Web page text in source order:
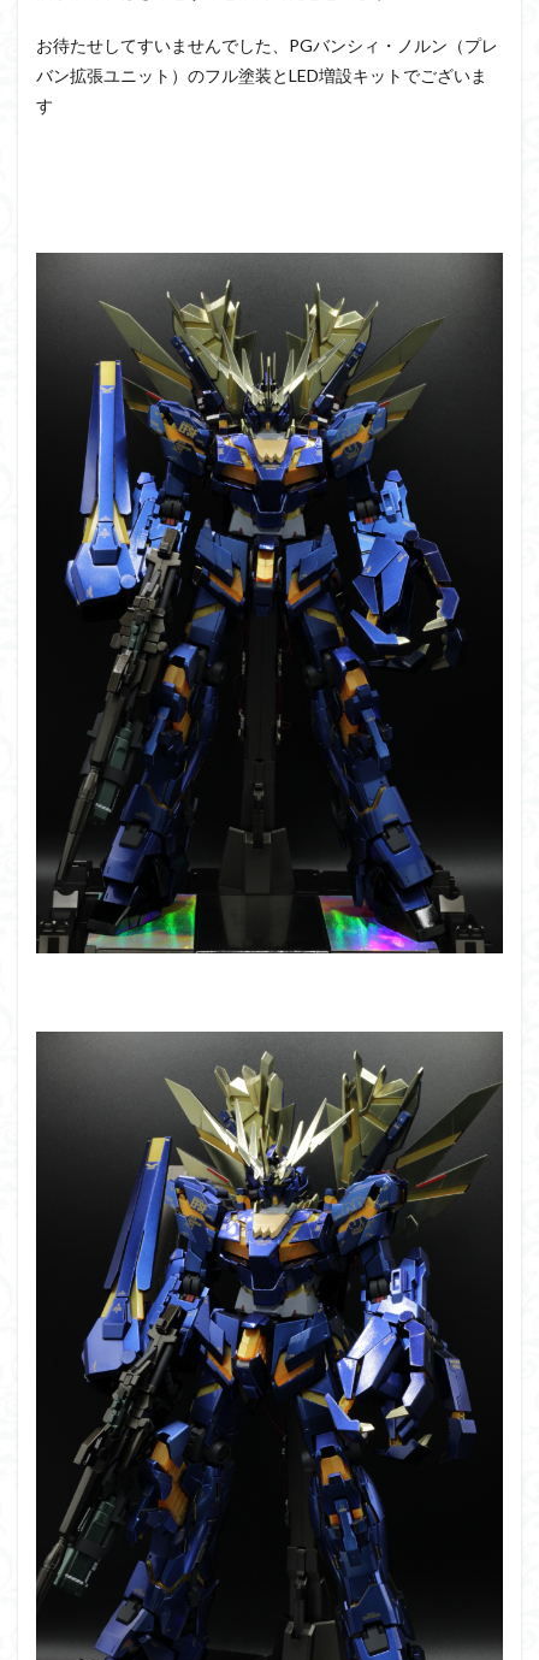
お待たせしてすいませんでした、PGバンシィ・ノルン（プレ
バン拡張ユニット）のフル塗装とLED増設キットでございま
す
ガンｘソード
ガールガンレディ
キングヘイロー
クウガ
ククルスドアン
クロスシルエット
シタデル
シタデルカラー
シャニマス
シンエヴァンゲリオン
シンデュアリティ
シン・エヴァンゲリオン劇場版
ジム陣営
ジークアクス
スクウェア・エニックス
スターウォーズ
ストラクチャーアーツ
スパロボＯＧ
スミ入れ
スーパーロボット大戦
スーパーロボット大戦OG
セブンイレブン
ゼノギアス
ゾンビノイド
ダイスdeシタデル
ダメージ表現
チトセリウム
ティタノマキア
ディアゴスティーニ
デジモン
ドラゴンボール
ドラゴンボールZ
ナイチンゲール
ナデシコ
ハイパークロームAg
バトローグ
バンダイ
パトレイバー
パーツ紹介
ビルドメタバース
ファフナー
フィギュア
フィギュアライズスタンダード
フィギュアライズ・ラボ
フォーゼ
フルメカニクス
フル塗装
フレームアームズ・ガール
フレームミュージック・ガール
ブレンパワード
プラノサウルス
プラフィア
プラモ
マクロスデルタ
マクロスプラス
マジンガーZ
マックスファクトリー
ムーミンハウス
メガミデバイス
メッキ風塗装
モデロイド
モルカー
ヤマト
ヤマトよ永遠に REBEL3199
ランナー
ランナー紹介
レビュー ワタル
ワンピース
ヱヴァンゲリヲン
一番くじ
三国創傑伝
仮面ライダー
仮面ライダーアギト
仮面ライダードライブ
仮面ライダーブレイド
侵略ロボ
倉持ｷｮｰﾘｭｰ 元祖SD
全塗装
内容紹介
勇者王 化石
塗装
塗装組立キット
境界戦機
展示
平成ザクジム合戦R4
平成ザクジム合戦くらくら
平成ザクジム合戦くらくらR
平成ザクジム合戦くらくらR3
平成ザクジム合戦くらくらR4